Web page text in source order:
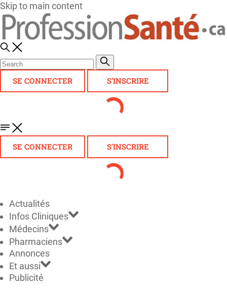
Skip to main content
SE CONNECTER S'INSCRIRE
SE CONNECTER S'INSCRIRE
Actualités
Infos Cliniques
Médecins
Pharmaciens
Annonces
Et aussi
Publicité